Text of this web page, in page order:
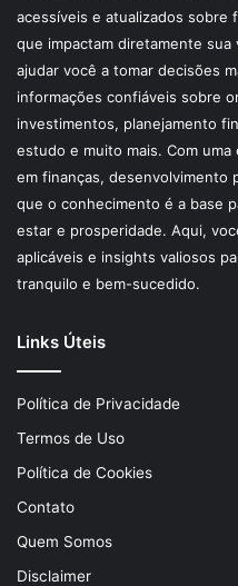
acessíveis e atualizados sobre
que impactam diretamente sua
ajudar você a tomar decisões
informações confiáveis sobre
investimentos, planejamento
estudo e muito mais. Com
em finanças, desenvolvimento
que o conhecimento é a base
estar e prosperidade. Aqui,
aplicáveis e insights valiosos
tranquilo e bem-sucedido.
Links Úteis
Política de Privacidade
Termos de Uso
Política de Cookies
Contato
Quem Somos
Disclaimer